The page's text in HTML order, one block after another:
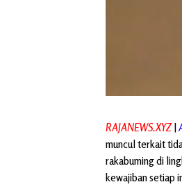
RAJANEWS.XYZ|
muncul terkait
rakabuming di
kewajiban setiap